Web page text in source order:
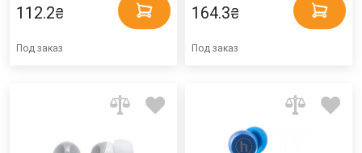
112.2₴
Под заказ
164.3₴
Под заказ